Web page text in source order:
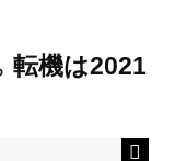
転機は2021